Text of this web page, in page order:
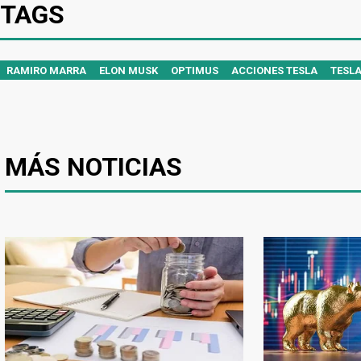
TAGS
RAMIRO MARRA ELON MUSK OPTIMUS ACCIONES TESLA TESLA
MÁS NOTICIAS